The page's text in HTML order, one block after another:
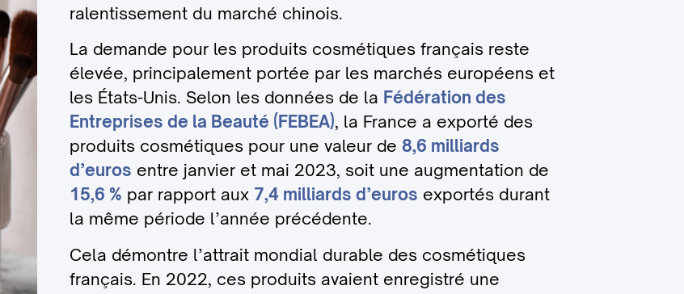
ralentissement du marché chinois.
La demande pour les produits cosmétiques français reste
élevée, principalement portée par les marchés européens et
les États-Unis. Selon les données de la Fédération des
Entreprises de la Beauté (FEBEA), la France a exporté des
produits cosmétiques pour une valeur de 8,6 milliards
d’euros entre janvier et mai 2023, soit une augmentation de
15,6 % par rapport aux 7,4 milliards d’euros exportés durant
la même période l’année précédente.
Cela démontre l’attrait mondial durable des cosmétiques
français. En 2022, ces produits avaient enregistré une